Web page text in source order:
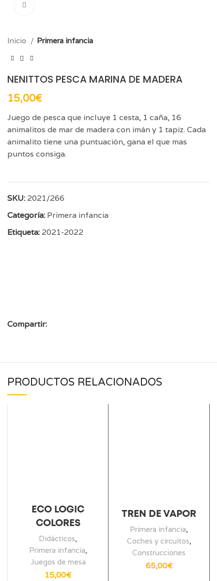
Inicio Primera infancia
NENITTOS PESCA MARINA DE MADERA
15,00€
Juego de pesca que incluye 1 cesta, 1 caña, 16
animalitos de mar de madera con imán y 1 tapiz. Cada
animalito tiene una puntuación, gana el que mas
puntos consiga.
SKU: 2021/266
Categoría: Primera infancia
Etiqueta: 2021-2022
Compartir:
PRODUCTOS RELACIONADOS
ECO LOGIC
COLORES
Didácticos,
Primera infancia,
Juegos de mesa
15,00€
TREN DE VAPOR
Primera infancia,
Coches y circuitos,
Construcciones
65,00€